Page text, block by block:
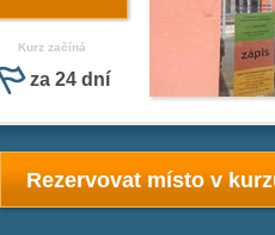
Kurz začíná
za 24 dní
Rezervovat místo v